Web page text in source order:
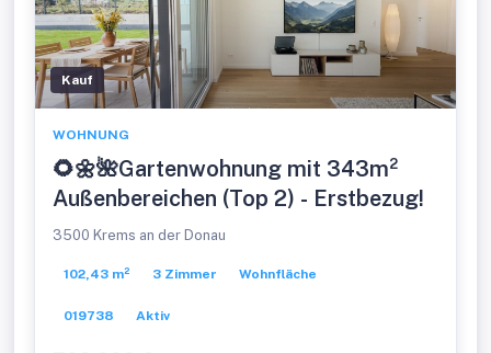
Kauf
WOHNUNG
🌻🌼🌺Gartenwohnung mit 343m²
Außenbereichen (Top 2) - Erstbezug!
3500 Krems an der Donau
102,43 m² 3 Zimmer Wohnfläche
019738 Aktiv